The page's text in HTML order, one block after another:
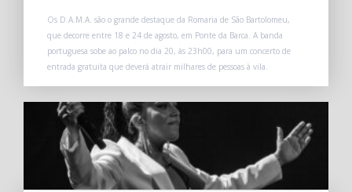
Os D.A.M.A. são o grande destaque da Romaria de São Bartolomeu,
que decorre entre 18 e 24 de agosto, em Ponte da Barca. A banda
portuguesa sobe ao palco no dia 20, às 23h00, para um concerto de
entrada gratuita que deverá atrair milhares de pessoas à vila.